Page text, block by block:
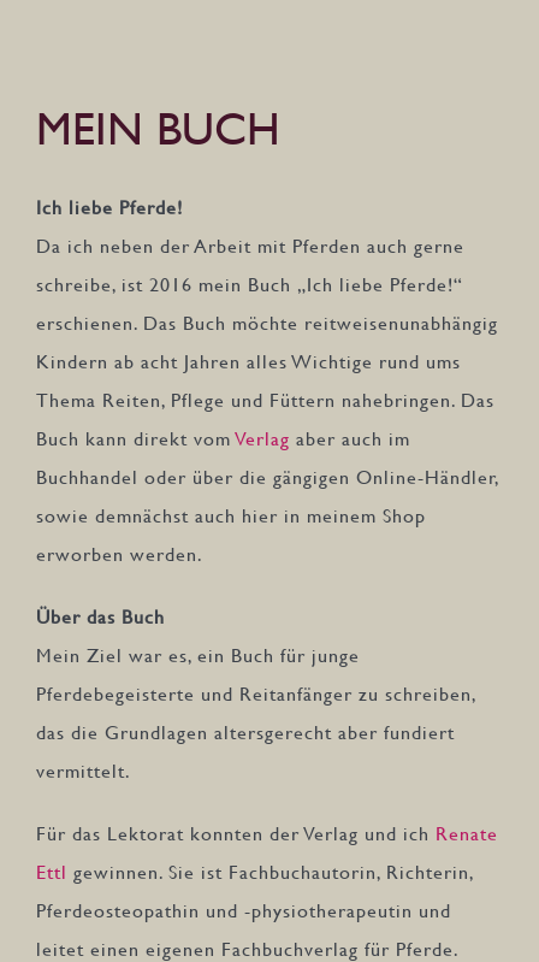
MEIN BUCH
Ich liebe Pferde!
Da ich neben der Arbeit mit Pferden auch gerne
schreibe, ist 2016 mein Buch „Ich liebe Pferde!“
erschienen. Das Buch möchte reitweisenunabhängig
Kindern ab acht Jahren alles Wichtige rund ums
Thema Reiten, Pflege und Füttern nahebringen. Das
Buch kann direkt vomVerlag aber auch im
Buchhandel oder über die gängigen Online-Händler,
sowie demnächst auch hier in meinem Shop
erworben werden.
Über das Buch
Mein Ziel war es, ein Buch für junge
Pferdebegeisterte und Reitanfänger zu schreiben,
das die Grundlagen altersgerecht aber fundiert
vermittelt.
Für das Lektorat konnten der Verlag und ich Renate
Ettl gewinnen. Sie ist Fachbuchautorin, Richterin,
Pferdeosteopathin und -physiotherapeutin und
leitet einen eigenen Fachbuchverlag für Pferde.